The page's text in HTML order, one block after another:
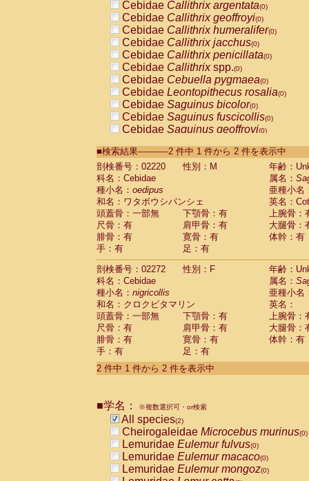
Cebidae Callithrix argentata(0)
Cebidae Callithrix geoffroyi(0)
Cebidae Callithrix humeralifer(0)
Cebidae Callithrix jacchus(0)
Cebidae Callithrix penicillata(0)
Cebidae Callithrixspp.(0)
Cebidae Cebuella pygmaea(0)
Cebidae Leontopithecus rosalia(0)
Cebidae Saguinus bicolor(0)
Cebidae Saguinus fuscicollis(0)
Cebidae Saguinus geoffroyi(0)
CebidaeSaguinus labiatus(0)
Cebidae Saguinus leucopus (0)
Cebidae
Cebidae
CebidaeSaguinus nigricollis (1)
Cebidae Saguinus oedipus
Cebidae Saguinus weddelli
Cebidae Saguinusspp.
Cebidae Aotus trivirgatus
Cebidae Cebus albifrons
Cebidae
CebidaeCebus capucinus
CebidaeCebus nigrivittatus
Cebidae Cebusspp.(0)
Cebidae Saimiri boliviensis
Cebidae Saimiri sciureus
Atelidae Alouatta caraya
AtelidaeAlouatta fusca
AtelidaeAlouatta seniculus
AtelidaeAteles belzebuth
AtelidaeAteles geoffroyi
AtelidaeAteles paniscus(0)
AtelidaeAtelesspp. (0)
AtelidaeLagothrix lagothricha
AtelidaeLagothrix lagothricha cana
PitheciidaeCacajao calvus
■検索結果-----------2 件中 1 件から 2 件を表示中
剖検番号：02220
性別：M
年齢：
科名：Cebidae
属名：
種小名： oedipus
亜種小名
和名：ワタボウシパンシェ
英名：
頭蓋骨：一部無
下顎骨：有
上腕骨：
尺骨：有
肩甲骨：有
大腿骨：
腓骨：有
寛骨：有
体幹：有
手：有
足：有
剖検番号：02272
性別：F
年齢：
科名：Cebidae
属名：
種小名： nigricollis
亜種小名
和名：クロクビタマリン
英名：
頭蓋骨：一部無
下顎骨：有
上腕骨：
尺骨：有
肩甲骨：有
大腿骨：
腓骨：有
寛骨：有
体幹：有
手：有
足：有
2 件中 1 件から 2 件を表示中
■学名： ※複数選択可・or検索
All species(2)
Cheirogaleidae Microcebus murinus(0)
Lemuridae Eulemur fulvus(0)
Lemuridae Eulemur macaco(0)
Lemuridae Eulemur mongoz(0)